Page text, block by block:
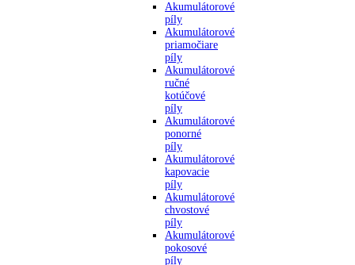
Akumulátorové
píly
Akumulátorové
priamočiare
píly
Akumulátorové
ručné
kotúčové
píly
Akumulátorové
ponorné
píly
Akumulátorové
kapovacie
píly
Akumulátorové
chvostové
píly
Akumulátorové
pokosové
píly